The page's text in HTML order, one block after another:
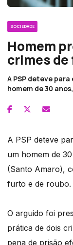
SOCIEDADE
Homem
crimes de
A PSP deteve
homem de 30
A PSP deteve
um homem de
(Santo Amaro),
furto e de roubo.
O arguido foi
prática de dois
pena de prisão